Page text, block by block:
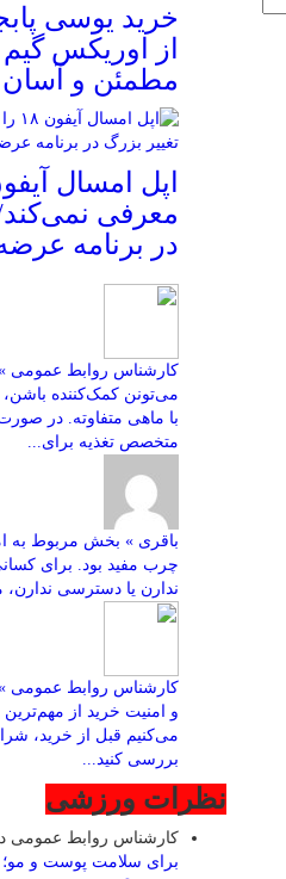
خرید یوسی
از اوریکس
مطمئن و آسان
معرفی
در برنامه
کارشناس روابط عمومی »
با ماهی متفاوته. در
متخصص تغذیه برای...
چرب مفید بود. برای
ندارن یا دسترسی ندارن،
کارشناس روابط عمومی
و امنیت خرید از مهم‌ترین
می‌کنیم قبل از خرید،
بررسی کنید...
نظرات ورزشی
کارشناس روابط عمومی
برای سلامت پوست و مو؛